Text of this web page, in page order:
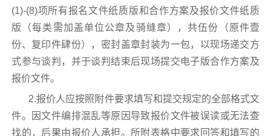
(1)-(8)项所有报名文件纸质版和合作方案及报价文件纸质
版（每类需加盖单位公章及骑缝章），共伍份（原件壹
份、复印件肆份），密封盖章封装为一包，以现场递交方
式参与谈判，并于谈判结束后现场提交电子版合作方案及
报价文件。
2.报价人应按照附件要求填写和提交规定的全部格式文
件。因文件编排混乱等原因导致报价文件被误读或无法查
找的，后果由报价人承担。所附表格中要求回答和填写的